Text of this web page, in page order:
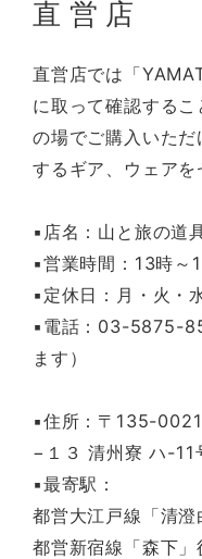
直営店
直営店では「
に取って確認する
の場でご購入いた
するギア、ウェアを
▪️店名：山と旅の道
▪️営業時間：13時～
▪️定休日：月・火・
▪️電話：03-5875-
ます）
▪️住所：〒135-
−１３ 清州寮 ハ-11
▪️最寄駅：
都営大江戸線「清
都営新宿線「森下」